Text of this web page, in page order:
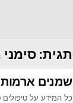
תגית:
שמנים
כל המידע על